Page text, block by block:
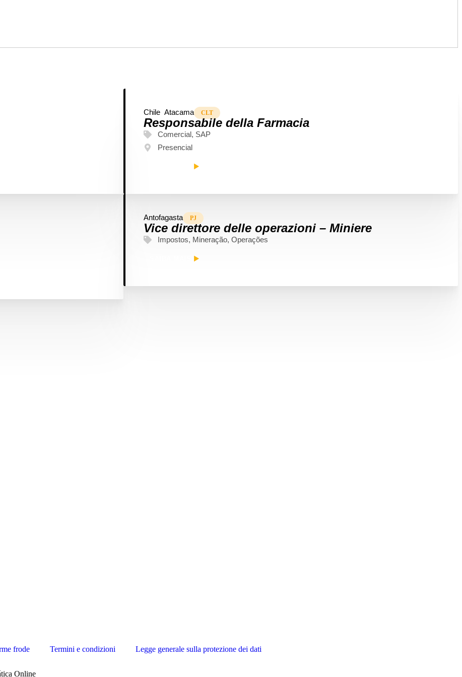
Chile Atacama CLT
Responsabile della Farmacia
Comercial, SAP
Presencial
Antofagasta PJ
Vice direttore delle operazioni – Miniere
Impostos, Mineração, Operações
frode Termini e condizioni Legge generale sulla protezione dei dati
Online